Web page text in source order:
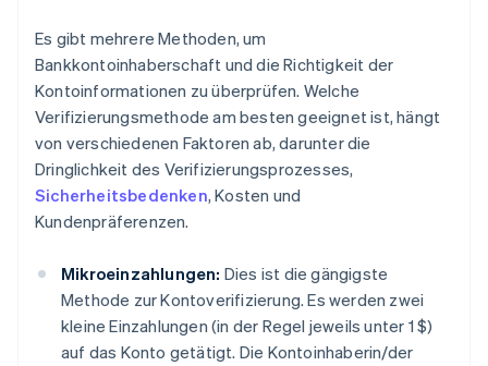
Es gibt mehrere Methoden, um
Bankkontoinhaberschaft und die Richtigkeit der
Kontoinformationen zu überprüfen. Welche
Verifizierungsmethode am besten geeignet ist, hängt
von verschiedenen Faktoren ab, darunter die
Dringlichkeit des Verifizierungsprozesses,
Sicherheitsbedenken, Kosten und
Kundenpräferenzen.
Mikroeinzahlungen: Dies ist die gängigste
Methode zur Kontoverifizierung. Es werden zwei
kleine Einzahlungen (in der Regel jeweils unter 1 $)
auf das Konto getätigt. Die Kontoinhaberin/der